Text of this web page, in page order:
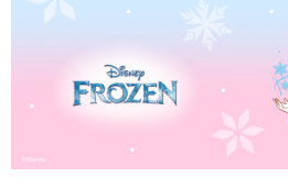
每筆NT$80，滿NT$899(含以上)免運費
每筆NT$80，滿NT$859(含以上)免運費
每筆NT$85，滿NT$859(含以上)免運費